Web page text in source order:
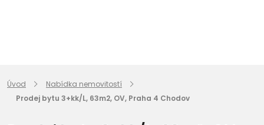
Úvod
Nabídka nemovitostí
Prodej bytu 3+kk/L, 63m2, OV, Praha 4 Chodov